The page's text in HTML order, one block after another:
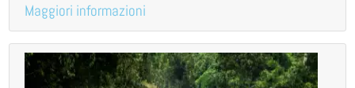
Maggiori informazioni